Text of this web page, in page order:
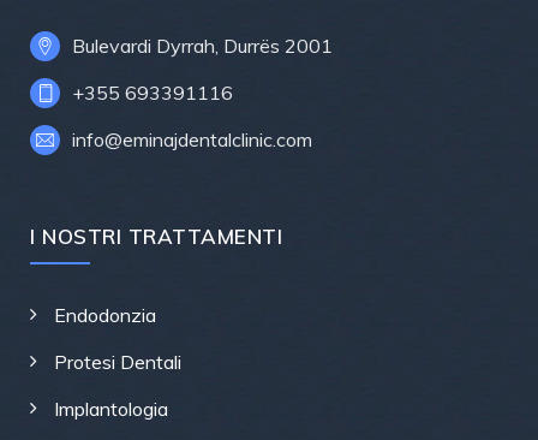
Bulevardi Dyrrah, Durrës 2001
+355 693391116
info@eminajdentalclinic.com
I NOSTRI TRATTAMENTI
Endodonzia
Protesi Dentali
Implantologia